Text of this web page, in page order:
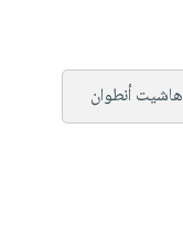
هاشيت أنطوان